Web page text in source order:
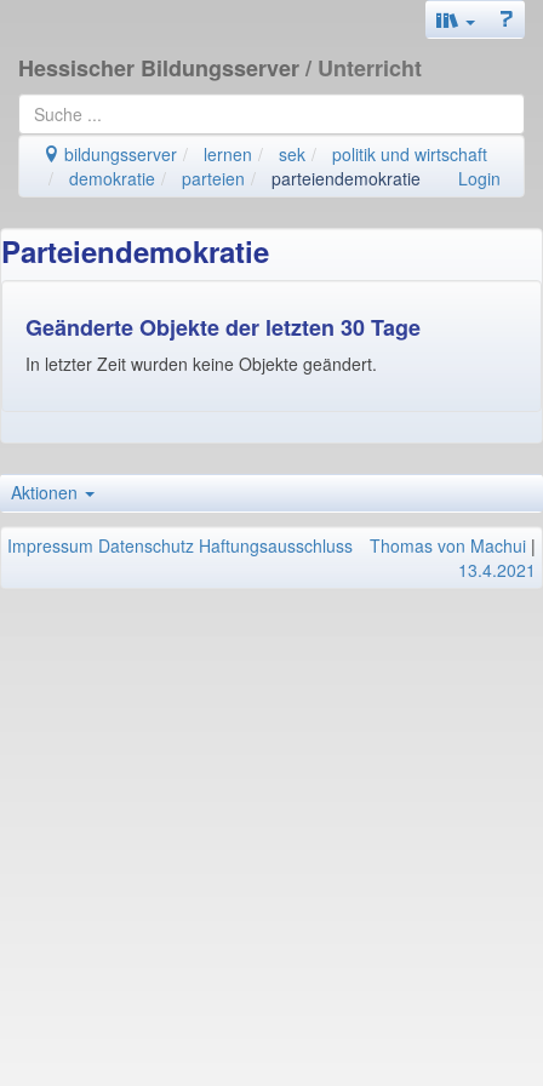
Hessischer Bildungsserver/ Unterricht
bildungsserver lernen sek
politik und wirtschaft
demokratie
parteien parteiendemokratie Login
Parteiendemokratie
Geänderte Objekte der letzten 30 Tage
In letzter Zeit wurden keine Objekte geändert.
Aktionen
Impressum Datenschutz Haftungsausschluss Thomas von Machui |
13.4.2021